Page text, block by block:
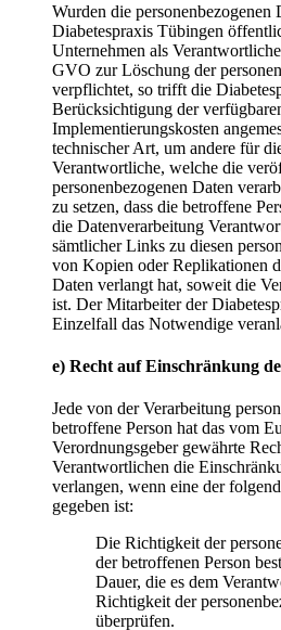
Wurden die personenbezogenen
Diabetespraxis Tübingen
Unternehmen als
GVO zur Löschung der
verpflichtet, so trifft die
Berücksichtigung der
Implementierungskosten
technischer Art, um andere für
Verantwortliche, welche die
personenbezogenen Daten
zu setzen, dass die betroffene
die Datenverarbeitung
sämtlicher Links zu diesen
von Kopien oder Replikationen
Daten verlangt hat, soweit die
ist. Der Mitarbeiter der
Einzelfall das Notwendige
e) Recht auf Einschränkung
Jede von der Verarbeitung
betroffene Person hat das vom
Verordnungsgeber gewährte
Verantwortlichen die
verlangen, wenn eine der
gegeben ist:
Die Richtigkeit der
der betroffenen Person
Dauer, die es dem
Richtigkeit der
überprüfen.